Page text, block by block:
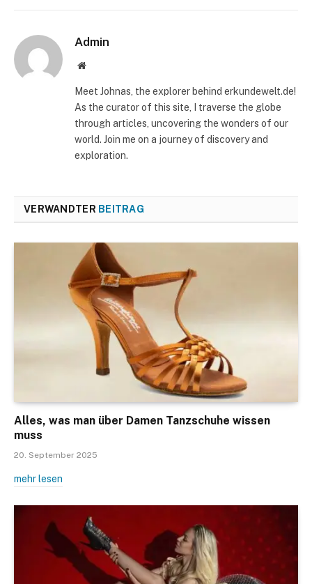
Admin
Website
Meet Johnas, the explorer behind erkundewelt.de!
As the curator of this site, I traverse the globe
through articles, uncovering the wonders of our
world. Join me on a journey of discovery and
exploration.
VERWANDTER BEITRAG
Alles, was man über Damen Tanzschuhe wissen
muss
20. September 2025
mehr lesen